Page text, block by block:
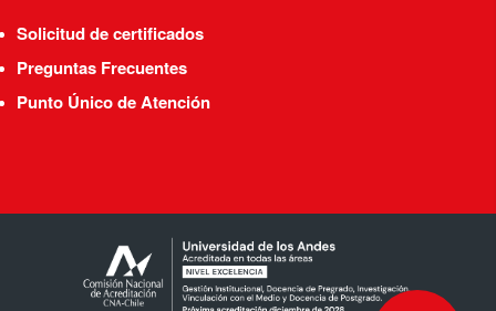
Solicitud de certificados
Preguntas Frecuentes
Punto Único de Atención